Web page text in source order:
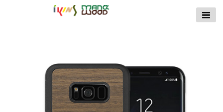
【公式サイト】
木ケース